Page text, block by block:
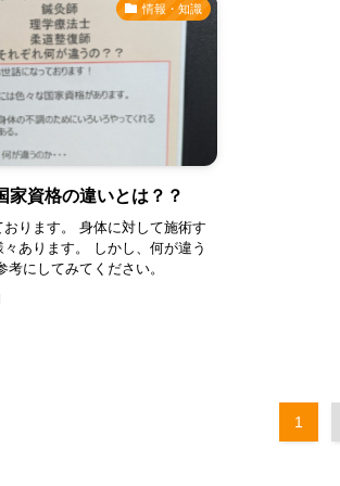
情報・知識
家資格の違いとは？？
おります。 身体に対して施術す
あります。 しかし、何が違う
考にしてみてください。
1